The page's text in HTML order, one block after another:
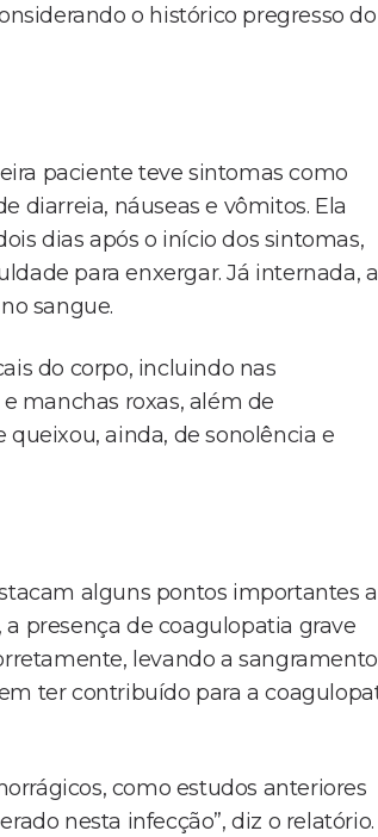
o histórico pregresso do
paciente teve sintomas como
diarreia, náuseas e vômitos. Ela
dias após o início dos sintomas,
para enxergar. Já internada, a
sangue.
do corpo, incluindo nas
manchas roxas, além de
ainda, de sonolência e
alguns pontos importantes a
presença de coagulopatia grave
levando a
ter contribuído para a
como estudos anteriores
nesta infecção”, diz o relatório.